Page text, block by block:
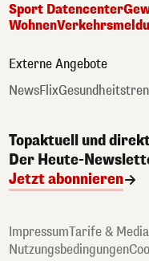
Sport Datencenter
Wohnen
Externe Angebote
NewsFlix
Topaktuell und
Der Heute-
Jetzt abonnieren
ImpressumTarife &
Nutzungsbedingungen